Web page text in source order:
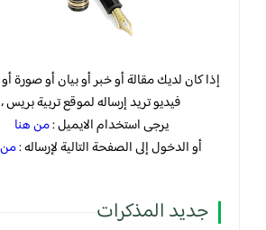
إذا كان لديك مقالة أو خبر أو بيان أو صورة
فيديو تريد إرساله لموقع تربية بريس ،
يرجى استخدام الايميل :من هنا
أو الدخول إلى الصفحة التالية لإرساله :
جديد المذكرات